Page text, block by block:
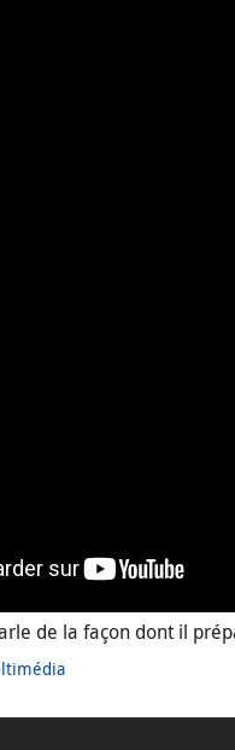
de la façon dont il